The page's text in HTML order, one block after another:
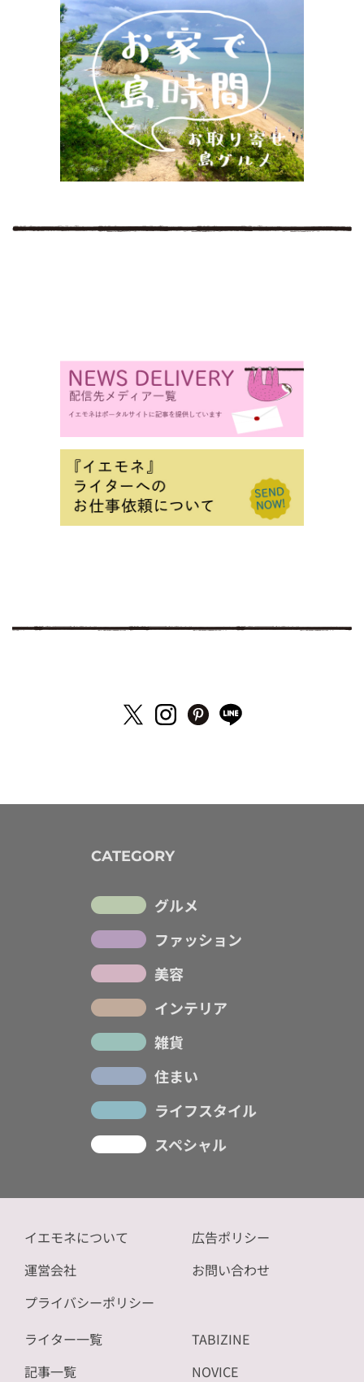
CATEGORY
グルメ
ファッション
美容
インテリア
雑貨
住まい
ライフスタイル
スペシャル
イエモネについて
運営会社
プライバシーポリシー
広告ポリシー
お問い合わせ
ライター一覧
記事一覧
TABIZINE
NOVICE